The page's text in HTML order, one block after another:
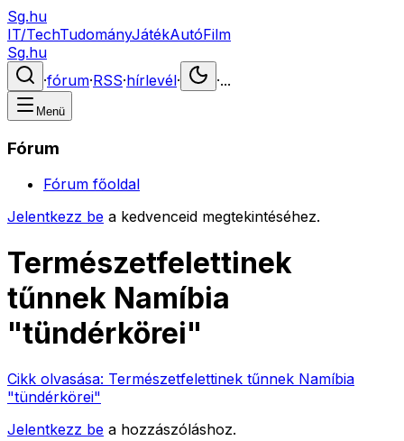
Sg.hu
IT/TechTudományJátékAutóFilm
Sg.hu
·fórum·RSS·hírlevél· ·...
Menü
Fórum
Fórum főoldal
Jelentkezz be a kedvenceid megtekintéséhez.
Természetfelettinek
tűnnek Namíbia
"tündérkörei"
Cikk olvasása: Természetfelettinek tűnnek Namíbia
"tündérkörei"
Jelentkezz be a hozzászóláshoz.